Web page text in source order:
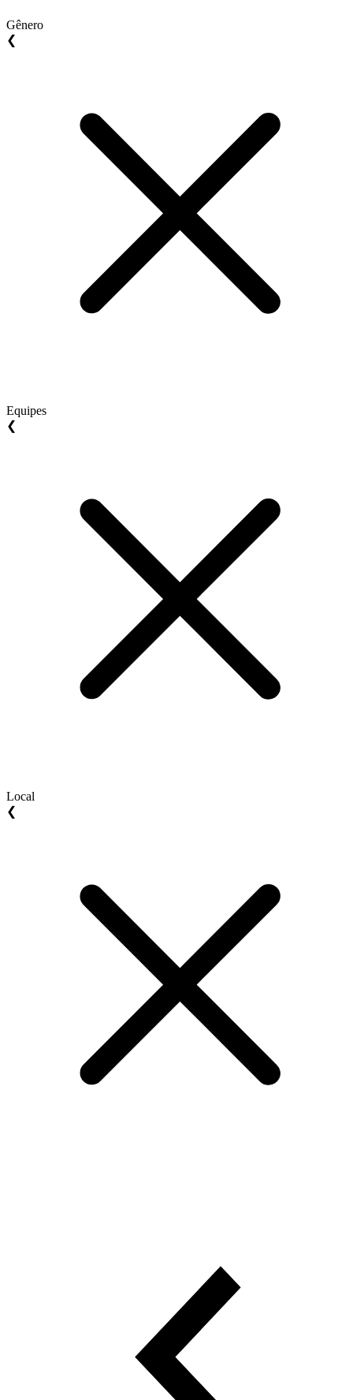
Gênero
❮
Equipes
❮
Local
❮